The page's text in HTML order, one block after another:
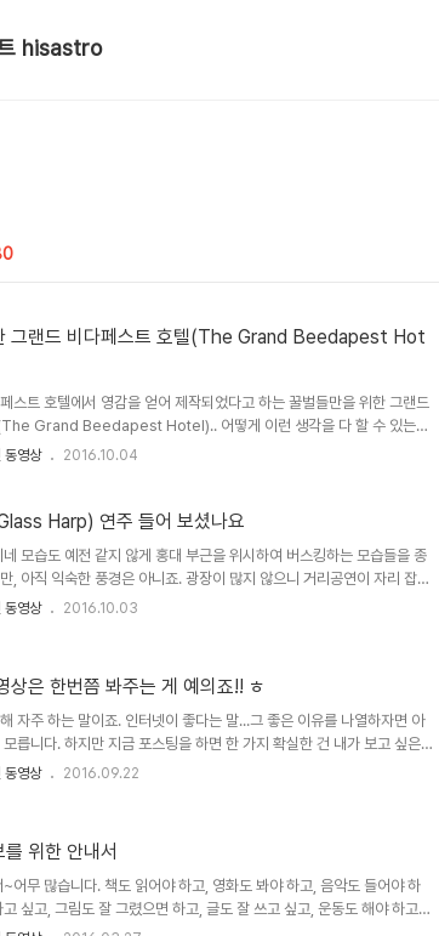
hisastro
그랜드 비다페스트 호텔(The Grand Beedapest Hot
스트 호텔에서 영감을 얻어 제작되었다고 하는 꿀벌들만을 위한 그랜드
Grand Beedapest Hotel).. 어떻게 이런 생각을 다 할 수 있는지
습니다. 그러잖아도 애청하는 팟캐스트 방송 "지대넓얕"에서 꿀벌에 대
"테일러 오브 헤로게이트(Taylors of Harrogate)"가 유튜브에 공개
처 하지 못했고 이제야 언급하게 된..
동영상 2016.10.04
Harp) 연주 들어 보셨나요
모습도 예전 같지 않게 홍대 부근을 위시하여 버스킹하는 모습들을 종
, 아직 익숙한 풍경은 아니죠. 광장이 많지 않으니 거리공연이 자리 잡을
생각됩니다. 그런 면에서 볼거리가 별로 없는 건 당연한 결과일 것이고,
유럽의 거리문화, 광장문화가 보기 좋은 것
각도 기저에 행복을 갈구하는 마음이 있기 때문이 아닌가 싶습..
동영상 2016.10.03
상은 한번쯤 봐주는 게 예의죠!! ㅎ
자주 하는 말이죠. 인터넷이 좋다는 말...그 좋은 이유를 나열하자면 아
릅니다. 하지만 지금 포스팅을 하면 한 가지 확실한 건 내가 보고 싶은
아볼 수 있다는 점 역시 인터넷이 좋은 이유 중 빼놓을 수 없는 요소라고
비디오 테잎에 저장해 두었다가 보긴 했었지만 그럴 수 있는 이들은 소
게 볼 수 있는 영상의 수 또한 많지 않았습니다. 하지만 ..
동영상 2016.09.22
위한 안내서
어무 많습니다. 책도 읽어야 하고, 영화도 봐야 하고, 음악도 들어야 하
싶고, 그림도 잘 그렸으면 하고, 글도 잘 쓰고 싶고, 운동도 해야 하고,
잘 벌고 싶... ㅎ 욕심쟁이가 따로 없죠. 하지만 뭐~ 설마 저만 그런 것